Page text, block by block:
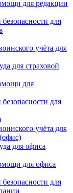
для редакции
для
учёта для
для страховой
для
для
учёта для
для офиса
для офиса
для